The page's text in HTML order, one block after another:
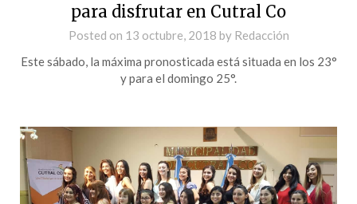
para disfrutar en Cutral Co
Posted on 13 octubre, 2018 by Redacción
Este sábado, la máxima pronosticada está situada en los 23°
y para el domingo 25°.